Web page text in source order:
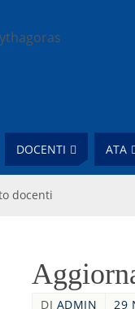
DOCENTI ATA
docenti
DI ADMIN 29